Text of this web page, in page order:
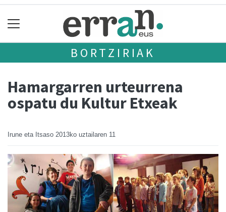
BORTZIRIAK
Hamargarren urteurrena
ospatu du Kultur Etxeak
Irune eta Itsaso 2013ko uztailaren 11